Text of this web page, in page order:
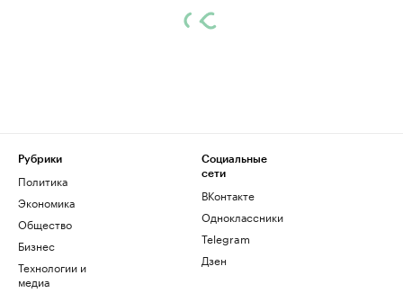
Рубрики
Политика
Экономика
Общество
Бизнес
Технологии и
медиа
Социальные
сети
ВКонтакте
Одноклассники
Telegram
Дзен